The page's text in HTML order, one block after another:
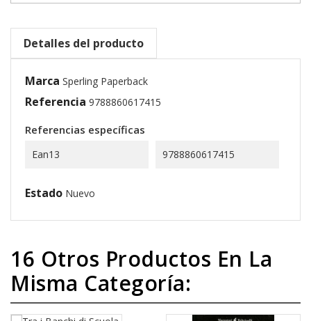
Detalles del producto
Marca Sperling Paperback
Referencia 9788860617415
Referencias específicas
Ean13 9788860617415
Estado Nuevo
16 Otros Productos En La
Misma Categoría: